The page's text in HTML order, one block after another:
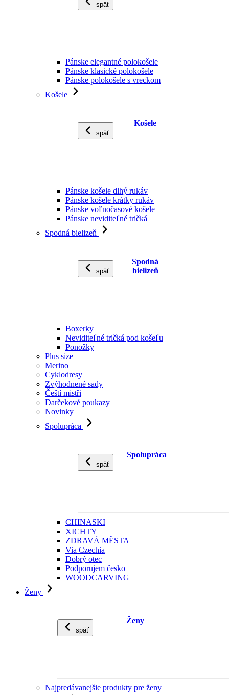
späť
Pánske elegantné polokošele
Pánske klasické polokošele
Pánske polokošele s vreckom
Košele
späť
Košele
Pánske košele dlhý rukáv
Pánske košele krátky rukáv
Pánske voľnočasové košele
Pánske neviditeľné tričká
Spodná bielizeň
späť
Spodná
bielizeň
Boxerky
Neviditeľné tričká pod košeľu
Ponožky
Plus size
Merino
Cyklodresy
Zvýhodnené sady
Čeští mistři
Darčekové poukazy
Novinky
Spolupráca
späť
Spolupráca
CHINASKI
XICHTY
ZDRAVÁ MĚSTA
Via Czechia
Dobrý otec
Podporujem česko
WOODCARVING
Ženy
späť
Ženy
Najpredávanejšie produkty pre ženy